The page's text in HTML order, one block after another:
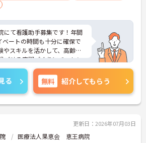
にて看護助手募集です！年間
ートの時間も十分に確保で
やスキルを活かして、高齢者
ごせる空間づくりにチャレン
対策ポイントなど、さらに
すのでお気軽にご相談くださ
る 無料 紹介してもらう
更新日：2026年07月03日
医療法人果恵会 恵王病院